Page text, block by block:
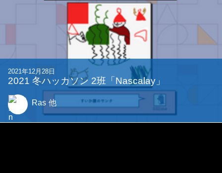
2021年12月28日
2021 冬ハッカソン 2班「Nascalay」
Ras 他